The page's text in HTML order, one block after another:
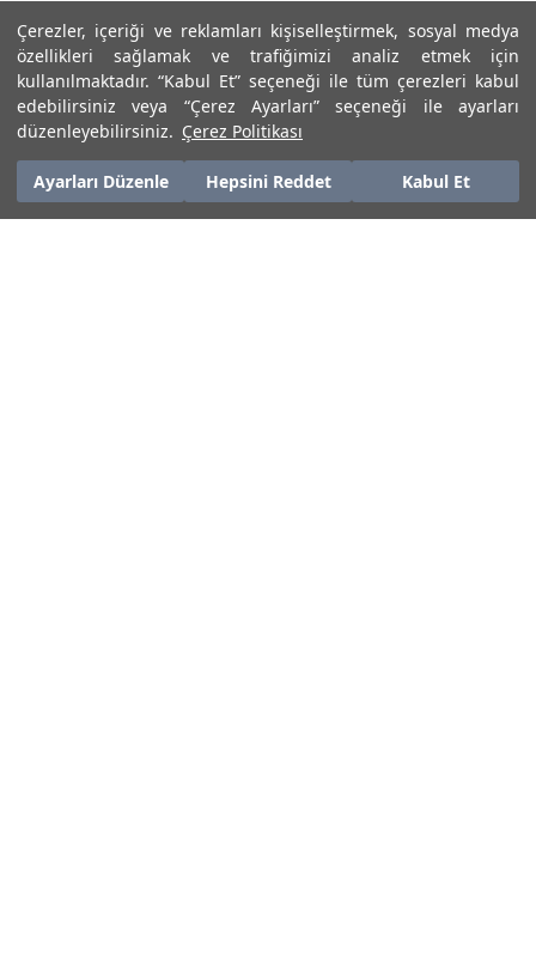
Çerezler, içeriği ve reklamları kişiselleştirmek, sosyal medya
özellikleri sağlamak ve trafiğimizi analiz etmek için
kullanılmaktadır. “Kabul Et” seçeneği ile tüm çerezleri kabul
edebilirsiniz veya “Çerez Ayarları” seçeneği ile ayarları
düzenleyebilirsiniz. Çerez Politikası
Ayarları Düzenle Hepsini Reddet Kabul Et
geçişlerinde daha sık tercih edilir. Ofis stilinde de daha klasik
bir görünüm sağlar.
Sandalet fiyatları neden farklılık gösterir?
Ürünün malzemesi, doğal deri kullanımı, taban teknolojisi ve
tasarım detayları fiyat üzerinde etkili olur. Daha kaliteli ve
uzun ömürlü modeller genellikle daha yüksek fiyatlıdır.
Kadın terlik sandalet modelleri günlük kullanım